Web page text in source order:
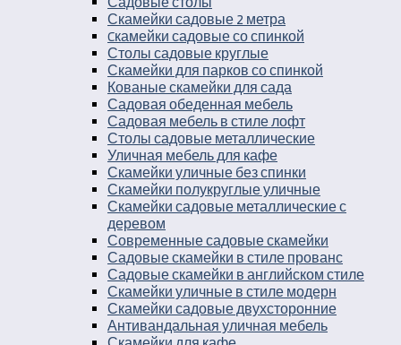
Скамейки садовые 2 метра
Cкамейки садовые со спинкой
Столы садовые круглые
Скамейки для парков со спинкой
Кованые скамейки для сада
Садовая обеденная мебель
Садовая мебель в стиле лофт
Столы садовые металлические
Уличная мебель для кафе
Скамейки уличные без спинки
Скамейки полукруглые уличные
Скамейки садовые металлические с
деревом
Современные садовые скамейки
Садовые скамейки в стиле прованс
Садовые скамейки в английском стиле
Скамейки уличные в стиле модерн
Скамейки садовые двухсторонние
Антивандальная уличная мебель